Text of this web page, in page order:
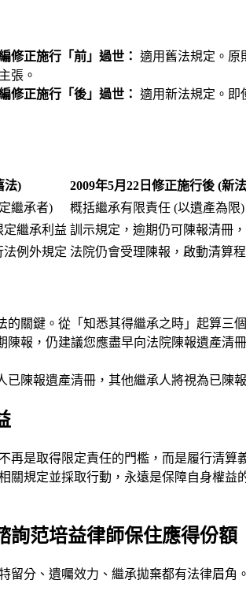
修正施行「前」過世： 適用舊法規定。原
張。
修正施行「後」過世： 適用新法規定。即
法)
2009年5月22日修正施行後 (新
繼承者)
概括繼承有限責任 (以遺產為限)
定繼承利益 訓示規定，逾期仍可陳報清冊
例外規定 法院仍會受理陳報，啟動清算
的關鍵。從「知悉其得繼承之時」起算三
陳報，仍建議您應盡早向法院陳報遺產清
已陳報遺產清冊，其他繼承人將視為已陳
再是取得限定責任的門檻，而是履行清
關規定並採取行動，永遠是保障自身權
詢范培益律師保住應得份額
留分、遺囑效力、繼承拋棄都有法律眉角。